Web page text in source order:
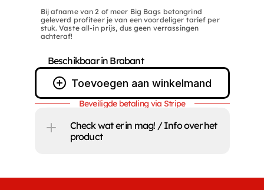
Bij afname van 2 of meer Big Bags betongrind
geleverd profiteer je van een voordeliger tarief per
stuk. Vaste all-in prijs, dus geen verrassingen
achteraf!
Beschikbaar in Brabant
Toevoegen aan winkelmand
Beveiligde betaling via Stripe
Check wat er in mag! / Info over het
product
Za
Zo
07:00- 12:30 / 13:00- 16:30
09:00 - 12:30
Gesloten
Veelgestelde vragen